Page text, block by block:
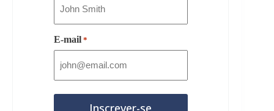
E-mail *